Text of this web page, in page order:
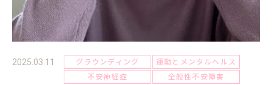
2025.03.11 グラウンディング
運動とメンタルヘルス
不安神経症
全般性不安障害